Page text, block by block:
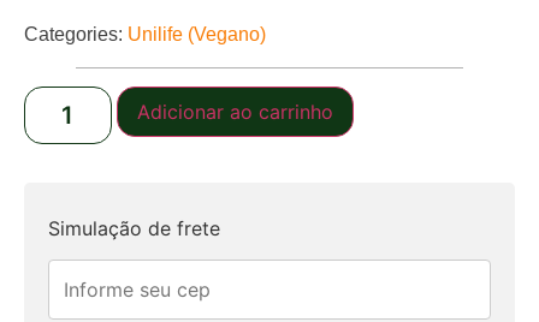
Categories: Unilife (Vegano)
Adicionar ao carrinho
Simulação de frete